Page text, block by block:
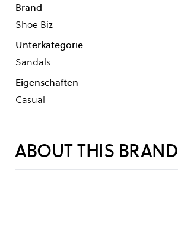
Brand
Shoe Biz
Unterkategorie
Sandals
Eigenschaften
Casual
ABOUT THIS BRAND